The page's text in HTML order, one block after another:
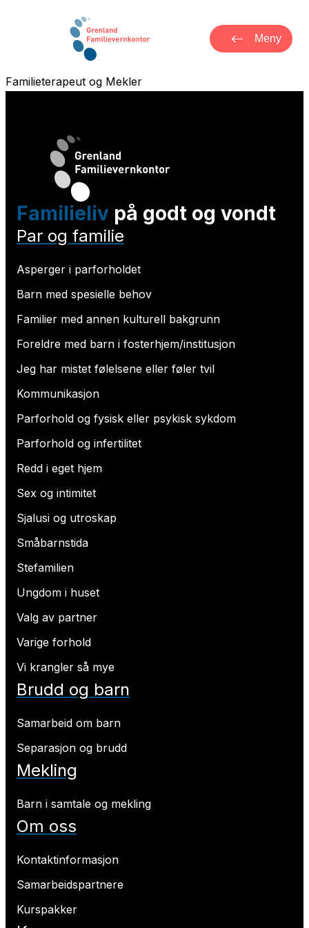
Meny
Familieterapeut og Mekler
Familieliv på godt og vondt
Par og familie
Asperger i parforholdet
Barn med spesielle behov
Familier med annen kulturell bakgrunn
Foreldre med barn i fosterhjem/institusjon
Jeg har mistet følelsene eller føler tvil
Kommunikasjon
Parforhold og fysisk eller psykisk sykdom
Parforhold og infertilitet
Redd i eget hjem
Sex og intimitet
Sjalusi og utroskap
Småbarnstida
Stefamilien
Ungdom i huset
Valg av partner
Varige forhold
Vi krangler så mye
Brudd og barn
Samarbeid om barn
Separasjon og brudd
Mekling
Barn i samtale og mekling
Om oss
Kontaktinformasjon
Samarbeidspartnere
Kurspakker